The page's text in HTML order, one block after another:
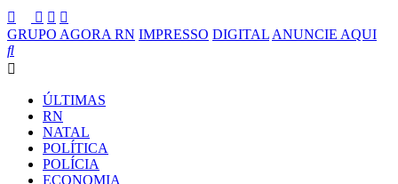
GRUPO AGORA RN IMPRESSO DIGITAL ANUNCIE AQUI
ÚLTIMAS
RN
NATAL
POLÍTICA
POLÍCIA
ECONOMIA